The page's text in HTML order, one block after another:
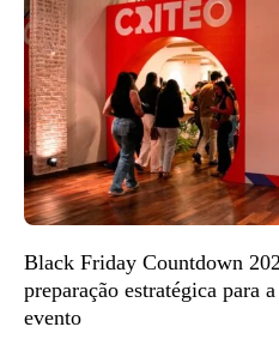
Black Friday Countdown
preparação estratégica para
evento